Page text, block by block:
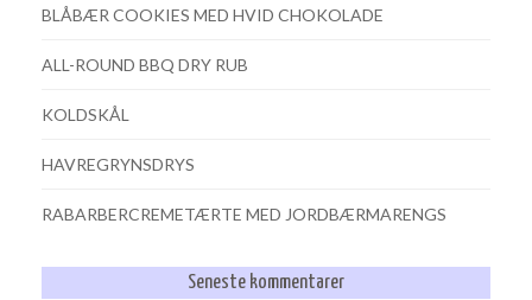
BLÅBÆR COOKIES MED HVID CHOKOLADE
ALL-ROUND BBQ DRY RUB
KOLDSKÅL
HAVREGRYNSDRYS
RABARBERCREMETÆRTE MED JORDBÆRMARENGS
Seneste kommentarer